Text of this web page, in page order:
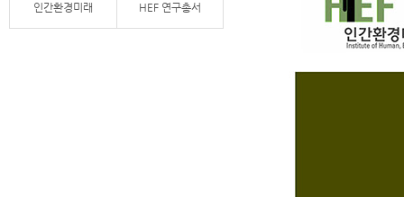
인간환경미래 HEF 연구총서